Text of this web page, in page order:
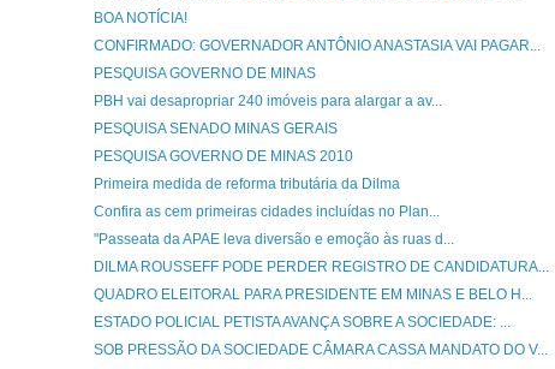
BOA NOTÍCIA!
CONFIRMADO: GOVERNADOR ANTÔNIO ANASTASIA VAI PAGAR...
PESQUISA GOVERNO DE MINAS
PBH vai desapropriar 240 imóveis para alargar a av...
PESQUISA SENADO MINAS GERAIS
PESQUISA GOVERNO DE MINAS 2010
Primeira medida de reforma tributária da Dilma
Confira as cem primeiras cidades incluídas no Plan...
"Passeata da APAE leva diversão e emoção às ruas d...
DILMA ROUSSEFF PODE PERDER REGISTRO DE CANDIDATURA...
QUADRO ELEITORAL PARA PRESIDENTE EM MINAS E BELO H...
ESTADO POLICIAL PETISTA AVANÇA SOBRE A SOCIEDADE: ...
SOB PRESSÃO DA SOCIEDADE CÂMARA CASSA MANDATO DO V...